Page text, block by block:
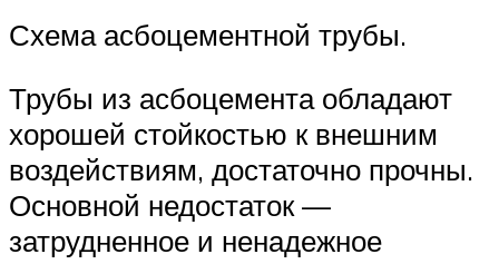
Схема асбоцементной трубы.
Трубы из асбоцемента обладают
хорошей стойкостью к внешним
воздействиям, достаточно прочны.
Основной недостаток —
затрудненное и ненадежное